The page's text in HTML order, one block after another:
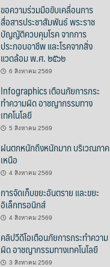
ขอความร่วมมือขับเคลื่อนการ
สื่อสารประชาสัมพันธ์ พระราช
บัญญัติควบคุมโรค จากการ
ประกอบอาชีพ และโรคจากสิ่ง
แวดล้อม พ.ศ. ๒๕๖๒
6 สิงหาคม 2569
Infographics เตือนภัยการกระ
ทำความผิด อาชญากรรมทาง
เทคโนโลยี
5 สิงหาคม 2569
ฝนตกหนักถึงหนักมาก บริเวณภาค
เหนือ
4 สิงหาคม 2569
การจัดเก็บขยะอันตราย และขยะ
อิเล็กทรอนิกส์
4 สิงหาคม 2569
คลิปวีดีโอเตือนภัยการกระทำความ
ผิด อาชญากรรมทางเทคโนโลยี
3 สิงหาคม 2569